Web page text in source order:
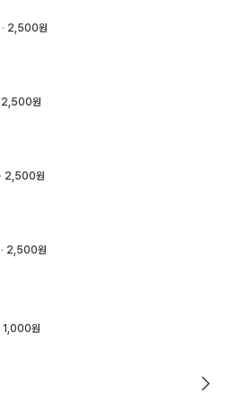
2,500원
2,500원
2,500원
2,500원
1,000원